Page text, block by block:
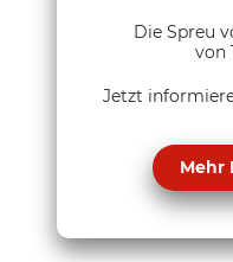
Die Spreu
von
Jetzt
Mehr